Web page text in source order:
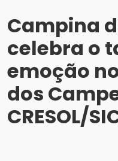
Campina
celebra o
emoção
dos
CRESOL/